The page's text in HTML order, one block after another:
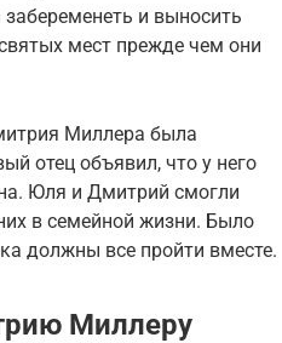
и выносить
мест прежде чем они
Миллера была
отец объявил, что у него
Юля и Дмитрий смогли
в семейной жизни. Было
должны все пройти вместе.
Миллеру